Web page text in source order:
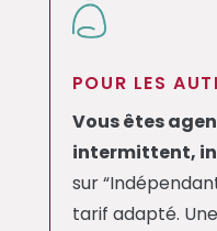
POUR LES
Vous êtes
intermittent,
sur
tarif adapté.